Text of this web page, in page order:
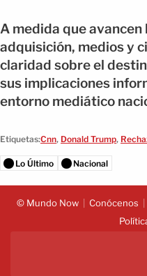
A medida que avancen
adquisición, medios y
claridad sobre el
sus implicaciones
entorno mediático
Etiquetas:Cnn, Donald Trump,
Lo Último Nacional
© Mundo Now Conócenos